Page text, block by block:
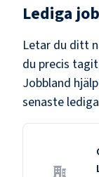
Lediga
Letar du ditt
du precis
Jobbland
senaste